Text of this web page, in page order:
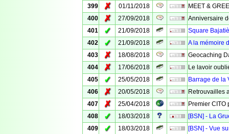
399
✗ 01/11/2018
MEET &
400
✗ 27/09/2018
Anniversaire
401
✓ 21/09/2018
Square
402
✓ 21/09/2018
A la mémoire
403
✗ 18/08/2018
Geocaching
404
✗ 17/06/2018
Le lavoir
405
✓ 25/05/2018
Barrage de la
406
✗ 20/05/2018
Retrouvailles
407
✗ 25/04/2018
Premier CITO
408
✓ 18/03/2018
[BSN] - La
409
✓ 18/03/2018
[BSN] - Vue